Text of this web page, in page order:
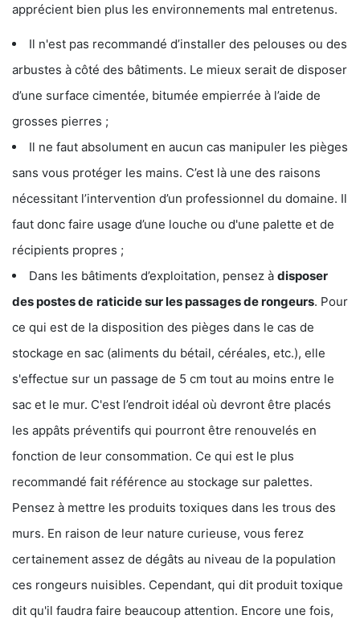
apprécient bien plus les environnements mal entretenus.
Il n'est pas recommandé d’installer des pelouses ou des
arbustes à côté des bâtiments. Le mieux serait de disposer
d’une surface cimentée, bitumée empierrée à l’aide de
grosses pierres ;
Il ne faut absolument en aucun cas manipuler les pièges
sans vous protéger les mains. C’est là une des raisons
nécessitant l’intervention d’un professionnel du domaine. Il
faut donc faire usage d’une louche ou d'une palette et de
récipients propres ;
Dans les bâtiments d’exploitation, pensez à disposer
des postes de raticide sur les passages de rongeurs. Pour
ce qui est de la disposition des pièges dans le cas de
stockage en sac (aliments du bétail, céréales, etc.), elle
s'effectue sur un passage de 5 cm tout au moins entre le
sac et le mur. C'est l’endroit idéal où devront être placés
les appâts préventifs qui pourront être renouvelés en
fonction de leur consommation. Ce qui est le plus
recommandé fait référence au stockage sur palettes.
Pensez à mettre les produits toxiques dans les trous des
murs. En raison de leur nature curieuse, vous ferez
certainement assez de dégâts au niveau de la population
ces rongeurs nuisibles. Cependant, qui dit produit toxique
dit qu'il faudra faire beaucoup attention. Encore une fois,